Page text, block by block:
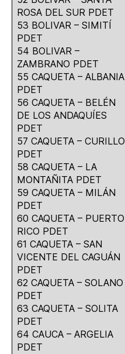
ROSA DEL SUR PDET
53 BOLIVAR – SIMITÍ
PDET
54 BOLIVAR –
ZAMBRANO PDET
55 CAQUETA – ALBANIA
PDET
56 CAQUETA – BELÉN
DE LOS ANDAQUÍES
PDET
57 CAQUETA – CURILLO
PDET
58 CAQUETA – LA
MONTAÑITA PDET
59 CAQUETA – MILÁN
PDET
60 CAQUETA – PUERTO
RICO PDET
61 CAQUETA – SAN
VICENTE DEL CAGUÁN
PDET
62 CAQUETA – SOLANO
PDET
63 CAQUETA – SOLITA
PDET
64 CAUCA – ARGELIA
PDET